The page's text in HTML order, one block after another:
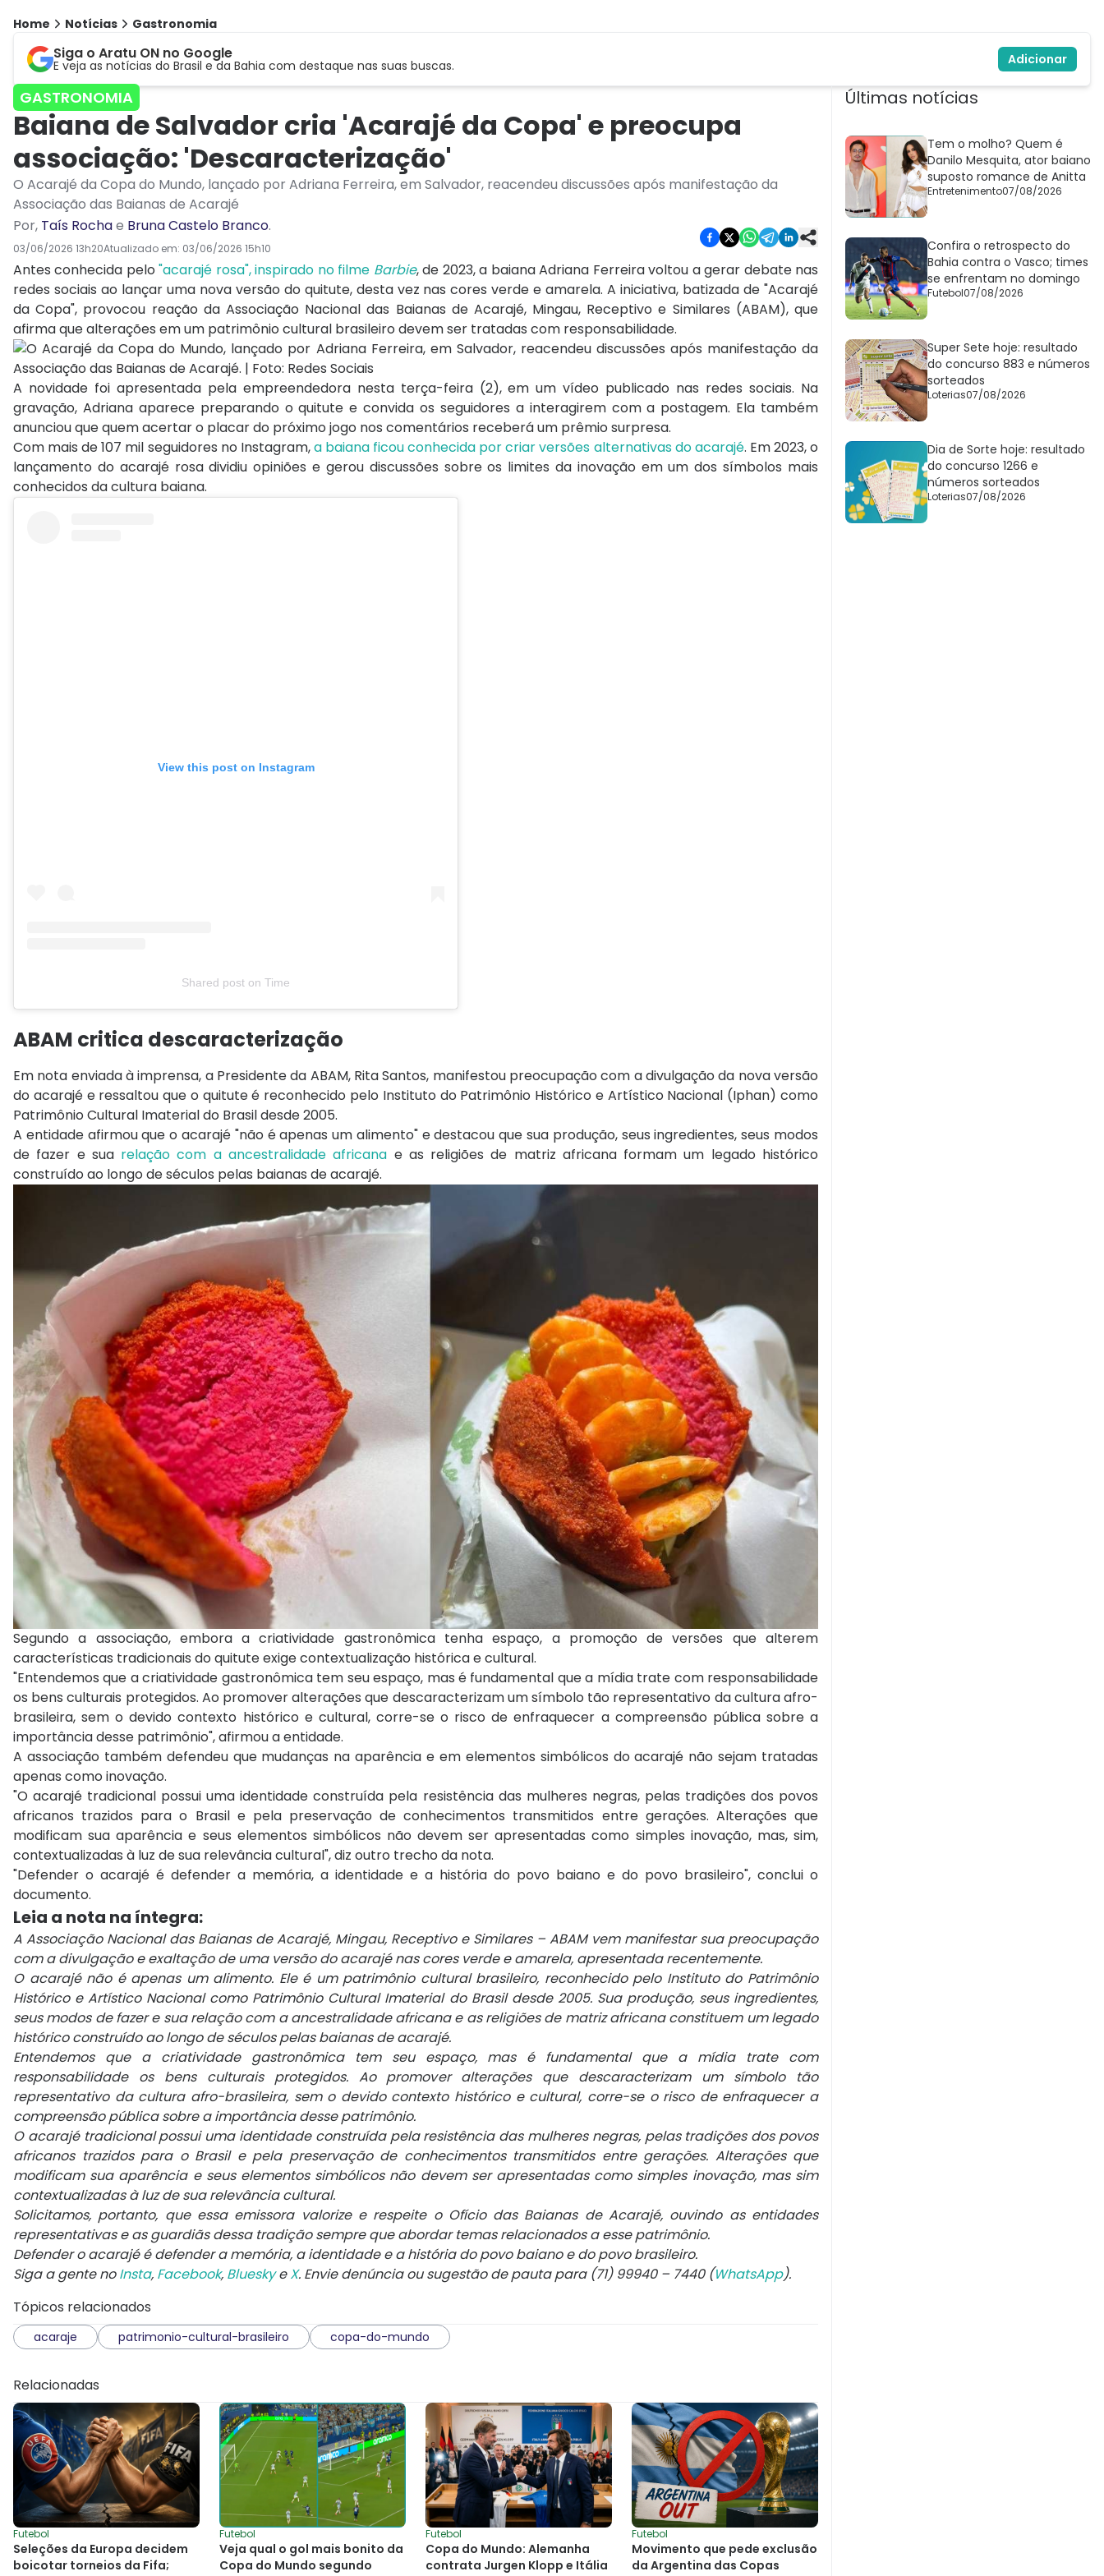
Home Notícias Gastronomia
Siga o Aratu ON no Google
E veja as notícias do Brasil e da Bahia com destaque nas suas buscas. Adicionar
GASTRONOMIA
Baiana de Salvador cria 'Acarajé da Copa' e preocupa
associação: 'Descaracterização'
O Acarajé da Copa do Mundo, lançado por Adriana Ferreira, em Salvador, reacendeu discussões após manifestação da
Associação das Baianas de Acarajé
Por, Taís Rochae Bruna Castelo Branco.
03/06/2026 13h20Atualizado em: 03/06/2026 15h10
Antes conhecida pelo"acarajé rosa", inspirado no filme Barbie, de 2023, a baiana Adriana Ferreira voltou a gerar debate nas
redes sociais ao lançar uma nova versão do quitute, desta vez nas cores verde e amarela. A iniciativa, batizada de "Acarajé
da Copa", provocou reação da Associação Nacional das Baianas de Acarajé, Mingau, Receptivo e Similares (ABAM), que
afirma que alterações em um patrimônio cultural brasileiro devem ser tratadas com responsabilidade.
A novidade foi apresentada pela empreendedora nesta terça-feira (2), em um vídeo publicado nas redes sociais. Na
gravação, Adriana aparece preparando o quitute e convida os seguidores a interagirem com a postagem. Ela também
anunciou que quem acertar o placar do próximo jogo nos comentários receberá um prêmio surpresa.
Com mais de 107 mil seguidores no Instagram,a baiana ficou conhecida por criar versões alternativas do acarajé. Em 2023, o
lançamento do acarajé rosa dividiu opiniões e gerou discussões sobre os limites da inovação em um dos símbolos mais
conhecidos da cultura baiana.
View this post on Instagram
Shared post on Time
n
t
a
g
r
a
m
d
ABAM critica descaracterização
Em nota enviada à imprensa, a Presidente da ABAM, Rita Santos, manifestou preocupação com a divulgação da nova versão
do acarajé e ressaltou que o quitute é reconhecido pelo Instituto do Patrimônio Histórico e Artístico Nacional (Iphan) como
Patrimônio Cultural Imaterial do Brasil desde 2005.
A entidade afirmou que o acarajé "não é apenas um alimento" e destacou que sua produção, seus ingredientes, seus modos
de fazer e sua relação com a ancestralidade africana e as religiões de matriz africana formam um legado histórico
construído ao longo de séculos pelas baianas de acarajé.
Segundo a associação, embora a criatividade gastronômica tenha espaço, a promoção de versões que alterem
características tradicionais do quitute exige contextualização histórica e cultural.
"Entendemos que a criatividade gastronômica tem seu espaço, mas é fundamental que a mídia trate com responsabilidade
os bens culturais protegidos. Ao promover alterações que descaracterizam um símbolo tão representativo da cultura afro-
brasileira, sem o devido contexto histórico e cultural, corre-se o risco de enfraquecer a compreensão pública sobre a
importância desse patrimônio", afirmou a entidade.
A associação também defendeu que mudanças na aparência e em elementos simbólicos do acarajé não sejam tratadas
apenas como inovação.
"O acarajé tradicional possui uma identidade construída pela resistência das mulheres negras, pelas tradições dos povos
africanos trazidos para o Brasil e pela preservação de conhecimentos transmitidos entre gerações. Alterações que
modificam sua aparência e seus elementos simbólicos não devem ser apresentadas como simples inovação, mas, sim,
contextualizadas à luz de sua relevância cultural", diz outro trecho da nota.
"Defender o acarajé é defender a memória, a identidade e a história do povo baiano e do povo brasileiro", conclui o
documento.
Leia a nota na íntegra:
A Associação Nacional das Baianas de Acarajé, Mingau, Receptivo e Similares – ABAM vem manifestar sua preocupação
com a divulgação e exaltação de uma versão do acarajé nas cores verde e amarela, apresentada recentemente.
O acarajé não é apenas um alimento. Ele é um patrimônio cultural brasileiro, reconhecido pelo Instituto do Patrimônio
Histórico e Artístico Nacional como Patrimônio Cultural Imaterial do Brasil desde 2005. Sua produção, seus ingredientes,
seus modos de fazer e sua relação com a ancestralidade africana e as religiões de matriz africana constituem um legado
histórico construído ao longo de séculos pelas baianas de acarajé.
Entendemos que a criatividade gastronômica tem seu espaço, mas é fundamental que a mídia trate com
responsabilidade os bens culturais protegidos. Ao promover alterações que descaracterizam um símbolo tão
representativo da cultura afro-brasileira, sem o devido contexto histórico e cultural, corre-se o risco de enfraquecer a
compreensão pública sobre a importância desse patrimônio.
O acarajé tradicional possui uma identidade construída pela resistência das mulheres negras, pelas tradições dos povos
africanos trazidos para o Brasil e pela preservação de conhecimentos transmitidos entre gerações. Alterações que
modificam sua aparência e seus elementos simbólicos não devem ser apresentadas como simples inovação, mas sim
contextualizadas à luz de sua relevância cultural.
Solicitamos, portanto, que essa emissora valorize e respeite o Ofício das Baianas de Acarajé, ouvindo as entidades
representativas e as guardiãs dessa tradição sempre que abordar temas relacionados a esse patrimônio.
Defender o acarajé é defender a memória, a identidade e a história do povo baiano e do povo brasileiro.
Siga a gente noInsta, Facebook, BlueskyeX. Envie denúncia ou sugestão de pauta para (71) 99940 – 7440 (WhatsApp).
Tópicos relacionados
acaraje patrimonio-cultural-brasileiro copa-do-mundo
Relacionadas
Futebol
Seleções da Europa decidem
boicotar torneios da Fifa;
Futebol
Veja qual o gol mais bonito da
Copa do Mundo segundo
Futebol
Copa do Mundo: Alemanha
contrata Jurgen Klopp e Itália
Futebol
Movimento que pede exclusão
da Argentina das Copas
Últimas notícias
Tem o molho? Quem é
Danilo Mesquita, ator baiano
suposto romance de Anitta
Entretenimento07/08/2026
Confira o retrospecto do
Bahia contra o Vasco; times
se enfrentam no domingo
Futebol07/08/2026
Super Sete hoje: resultado
do concurso 883 e números
sorteados
Loterias07/08/2026
Dia de Sorte hoje: resultado
do concurso 1266 e
números sorteados
Loterias07/08/2026